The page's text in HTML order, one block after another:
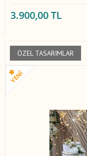
3.900,00 TL
ÖZEL TASARIMLAR